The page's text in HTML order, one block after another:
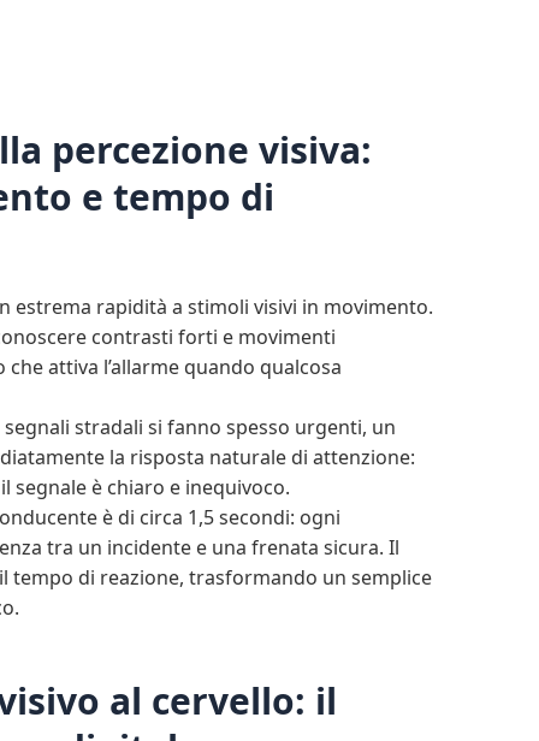
percezione visiva:
e tempo di
estrema rapidità a stimoli visivi in movimento.
contrasti forti e movimenti
attiva l’allarme quando qualcosa
stradali si fanno spesso urgenti, un
la risposta naturale di attenzione:
segnale è chiaro e inequivoco.
è di circa 1,5 secondi: ogni
tra un incidente e una frenata sicura. Il
tempo di reazione, trasformando un semplice
al cervello: il